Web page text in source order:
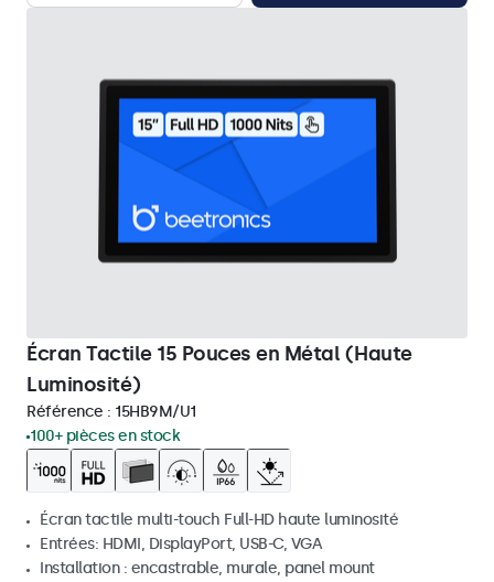
Écran Tactile 15 Pouces en Métal (Haute
Luminosité)
Référence : 15HB9M/U1
100+ pièces en stock
Écran tactile multi-touch Full-HD haute luminosité
Entrées: HDMI, DisplayPort, USB-C, VGA
Installation : encastrable, murale, panel mount